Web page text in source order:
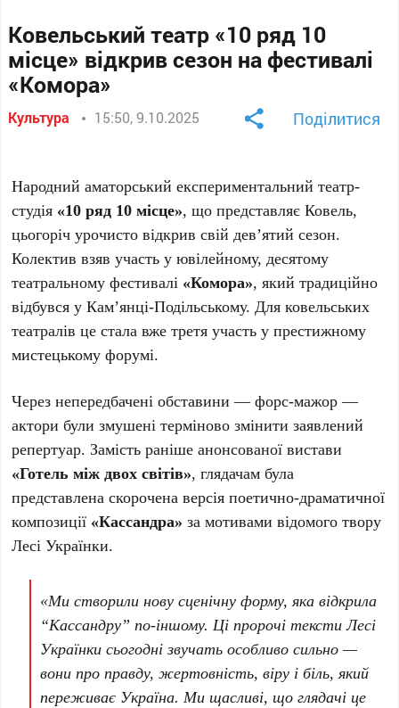
Ковельський театр «10 ряд 10
місце» відкрив сезон на фестивалі
«Комора»
Культура 15:50, 9.10.2025 Поділитися
Народний аматорський експериментальний театр-
студія «10 ряд 10 місце», що представляє Ковель,
цьогоріч урочисто відкрив свій дев’ятий сезон.
Колектив взяв участь у ювілейному, десятому
театральному фестивалі «Комора», який традиційно
відбувся у Кам’янці-Подільському. Для ковельських
театралів це стала вже третя участь у престижному
мистецькому форумі.
Через непередбачені обставини — форс-мажор —
актори були змушені терміново змінити заявлений
репертуар. Замість раніше анонсованої вистави
«Готель між двох світів», глядачам була
представлена скорочена версія поетично-драматичної
композиції «Кассандра» за мотивами відомого твору
Лесі Українки.
«Ми створили нову сценічну форму, яка відкрила
“Кассандру” по-іншому. Ці пророчі тексти Лесі
Українки сьогодні звучать особливо сильно —
вони про правду, жертовність, віру і біль, який
переживає Україна. Ми щасливі, що глядачі це